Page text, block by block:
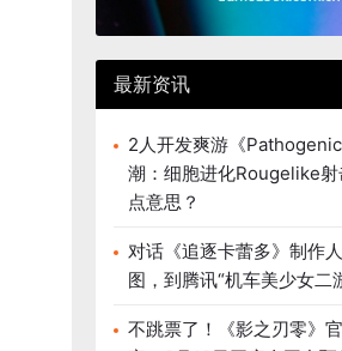
最新资讯
2人开发爽游《
潮：细胞进化Rougelike
点意思？
对话《追逐卡蕾多》制作
图，到腾讯“机车美少女二
不跳票了！《影之刃零》